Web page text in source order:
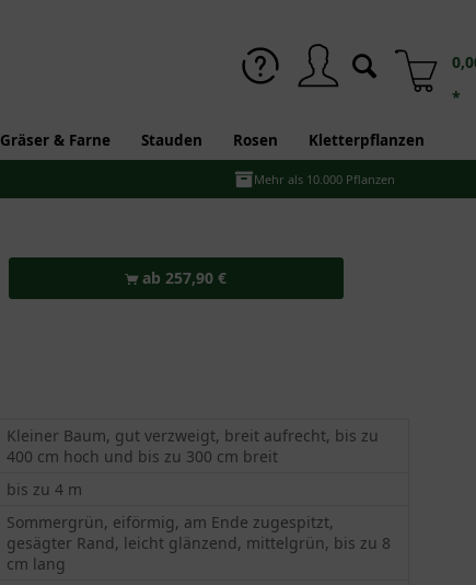
*
Gräser & Farne Stauden Rosen Kletterpflanzen
Mehr als 10.000 Pflanzen
ab 257,90 €
Kleiner Baum, gut verzweigt, breit aufrecht, bis zu
400 cm hoch und bis zu 300 cm breit
bis zu 4 m
Sommergrün, eiförmig, am Ende zugespitzt,
gesägter Rand, leicht glänzend, mittelgrün, bis zu 8
cm lang